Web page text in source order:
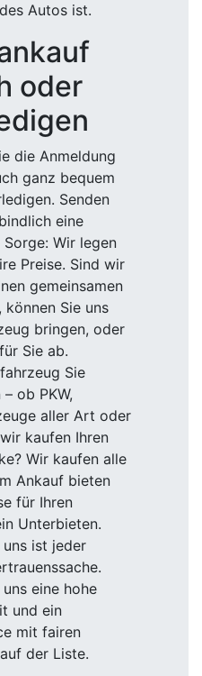
Autos ist.
oder
die Anmeldung
ganz bequem
Senden
eine
Wir legen
Preise. Sind wir
gemeinsamen
können Sie uns
bringen, oder
Sie ab.
Sie
ob PKW,
aller Art oder
kaufen Ihren
Wir kaufen alle
Ankauf bieten
für Ihren
Unterbieten.
uns ist jeder
eine hohe
und ein
mit fairen
der Liste.